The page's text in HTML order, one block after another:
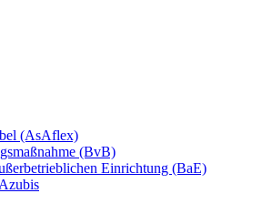
(AsAflex)
(BvB)
Einrichtung (BaE)